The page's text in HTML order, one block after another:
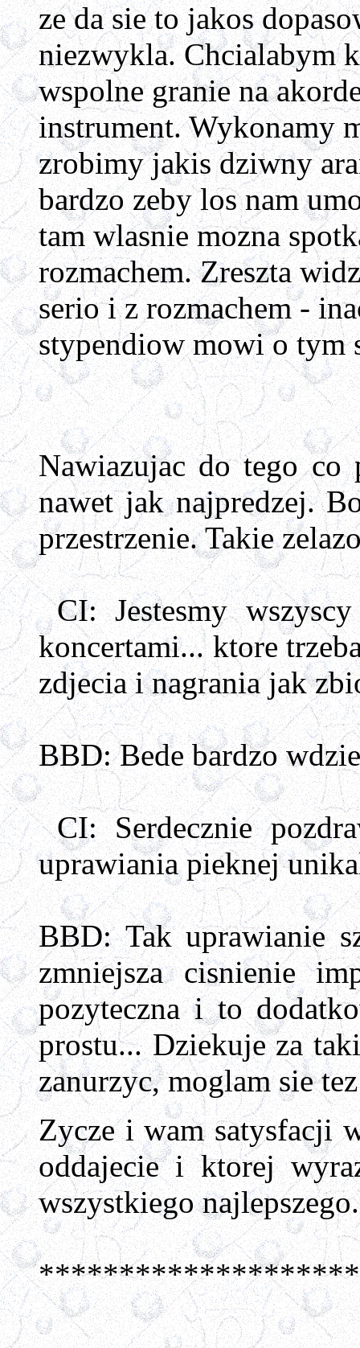
ze da sie to jakos
niezwykla. Chcialabym
wspolne granie na
instrument. Wykonamy
zrobimy jakis dziwny
bardzo zeby los nam
tam wlasnie mozna
rozmachem. Zreszta
serio i z rozmachem -
stypendiow mowi o tym
Nawiazujac do tego co
nawet jak najpredzej.
przestrzenie. Takie
CI: Jestesmy
koncertami... ktore
zdjecia i nagrania jak
BBD: Bede bardzo
CI: Serdecznie
uprawiania pieknej
BBD: Tak uprawianie
zmniejsza cisnienie
pozyteczna i to
prostu... Dziekuje zataki
zanurzyc, moglam sie
Zycze i wam satysfacji
oddajecie i ktorej
wszystkiego najlepszego.